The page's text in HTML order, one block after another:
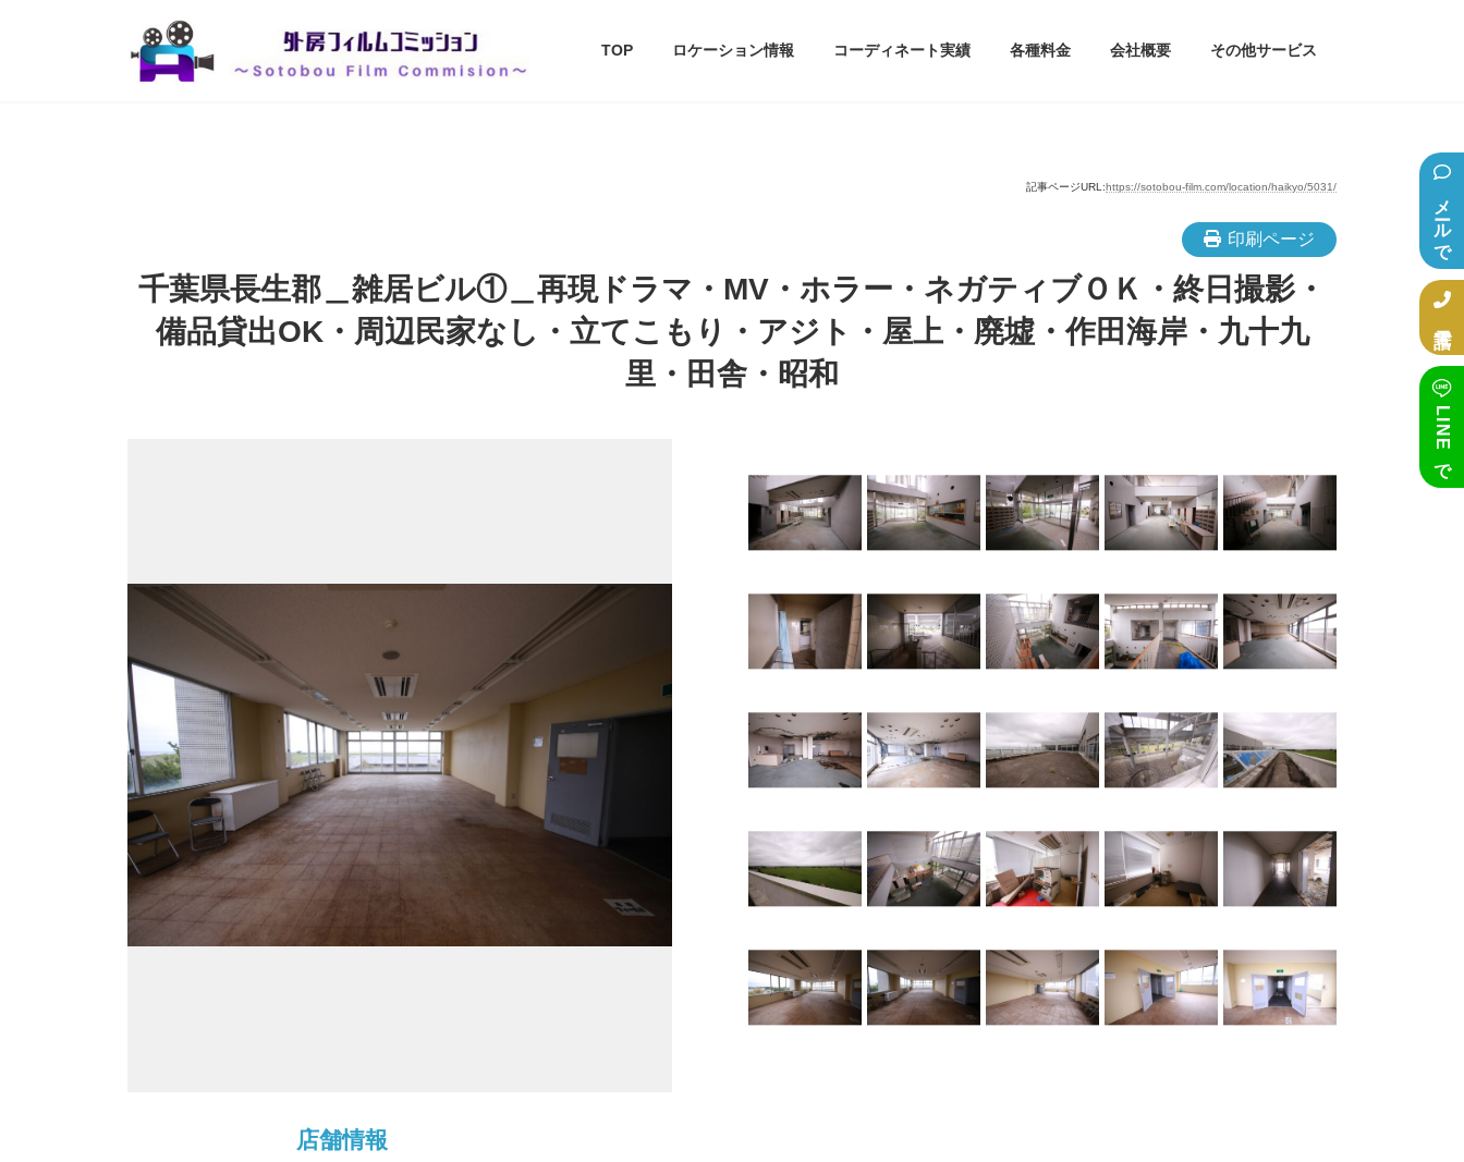
メールで相談
電話で相談
LINEで相談
TOP ロケーション情報 コーディネート実績 各種料金 会社概要 その他サービス
記事ページURL:https://sotobou-film.com/location/haikyo/5031/
印刷ページ
千葉県長生郡＿雑居ビル①＿再現ドラマ・MV・ホラー・ネガティブＯＫ・終日撮影・
備品貸出OK・周辺民家なし・立てこもり・アジト・屋上・廃墟・作田海岸・九十九
里・田舎・昭和
店舗情報